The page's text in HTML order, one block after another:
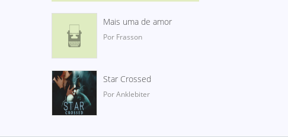
Mais uma de amor
Por Frasson
Star Crossed
Por Anklebiter